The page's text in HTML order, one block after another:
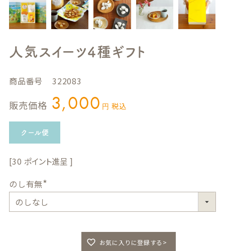
人気スイーツ4種ギフト
商品番号 322083
販売価格 3,000 税込
クール便
30
のし有無
(
必
須
お気に入りに登録する>